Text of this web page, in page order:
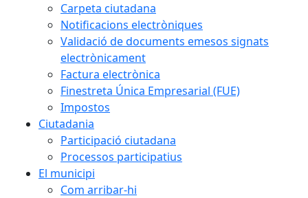
Carpeta ciutadana
Notificacions electròniques
Validació de documents emesos signats
electrònicament
Factura electrònica
Finestreta Única Empresarial (FUE)
Impostos
Ciutadania
Participació ciutadana
Processos participatius
El municipi
Com arribar-hi